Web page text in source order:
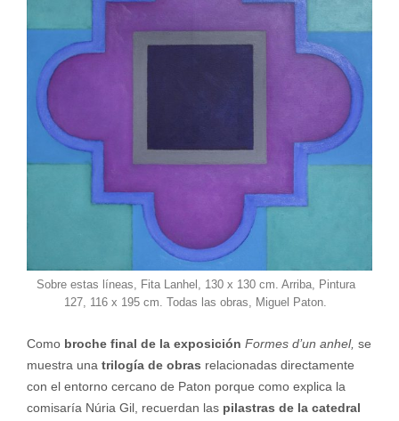
Sobre estas líneas, Fita Lanhel, 130 x 130 cm. Arriba, Pintura
127, 116 x 195 cm. Todas las obras, Miguel Paton.
Como broche final de la exposición Formes d’un anhel, se
muestra una trilogía de obras relacionadas directamente
con el entorno cercano de Paton porque como explica la
comisaría Núria Gil, recuerdan las pilastras de la catedral